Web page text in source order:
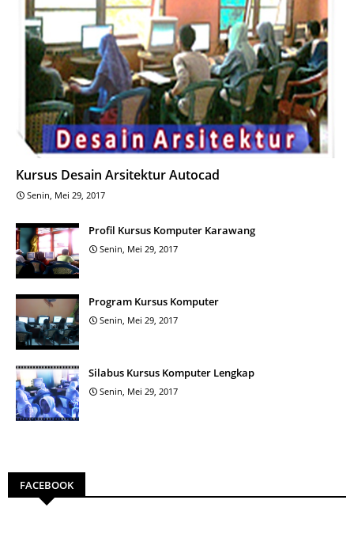
Kursus Desain Arsitektur Autocad
Senin, Mei 29, 2017
Profil Kursus Komputer Karawang
Senin, Mei 29, 2017
Program Kursus Komputer
Senin, Mei 29, 2017
Silabus Kursus Komputer Lengkap
Senin, Mei 29, 2017
FACEBOOK